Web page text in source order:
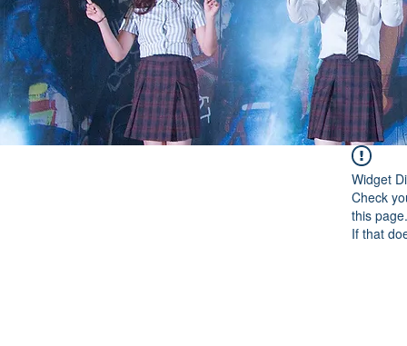
Widget
Check
this page.
If that